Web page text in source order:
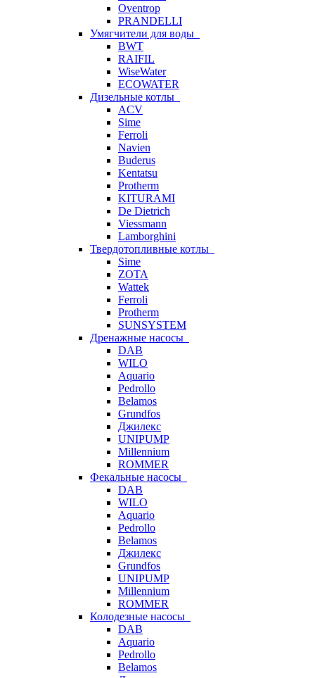
Oventrop
PRANDELLI
Умягчители для воды
BWT
RAIFIL
WiseWater
ECOWATER
Дизельные котлы
ACV
Sime
Ferroli
Navien
Buderus
Kentatsu
Protherm
KITURAMI
De Dietrich
Viessmann
Lamborghini
Твердотопливные котлы
Sime
ZOTA
Wattek
Ferroli
Protherm
SUNSYSTEM
Дренажные насосы
DAB
WILO
Aquario
Pedrollo
Belamos
Grundfos
Джилекс
UNIPUMP
Millennium
ROMMER
Фекальные насосы
DAB
WILO
Aquario
Pedrollo
Belamos
Джилекс
Grundfos
UNIPUMP
Millennium
ROMMER
Колодезные насосы
DAB
Aquario
Pedrollo
Belamos